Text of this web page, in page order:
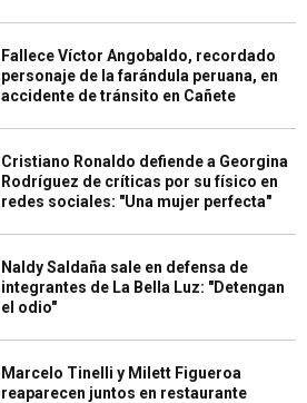
Fallece Víctor Angobaldo, recordado
personaje de la farándula peruana, en
accidente de tránsito en Cañete
Cristiano Ronaldo defiende a Georgina
Rodríguez de críticas por su físico en
redes sociales: "Una mujer perfecta"
Naldy Saldaña sale en defensa de
integrantes de La Bella Luz: "Detengan
el odio"
Marcelo Tinelli y Milett Figueroa
reaparecen juntos en restaurante